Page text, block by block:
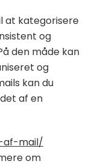
at kategorisere
og
den måde kan
og
kan du
af en
af-mail/
om